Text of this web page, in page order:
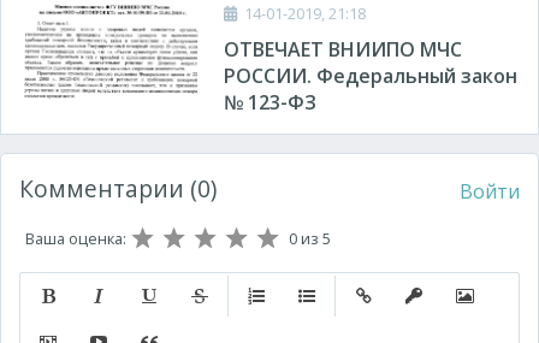
14-01-2019, 21:18
ОТВЕЧАЕТ ВНИИПО МЧС
РОССИИ. Федеральный закон
№ 123-ФЗ
Комментарии (0) Войти
Ваша оценка: 0из 5